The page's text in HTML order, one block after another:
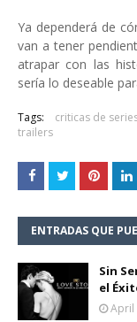
Ya dependerá de
van a tener
atrapar con las
sería lo deseable
Tags: criticas de
trailers
ENTRADAS QUE
Sin
el
April